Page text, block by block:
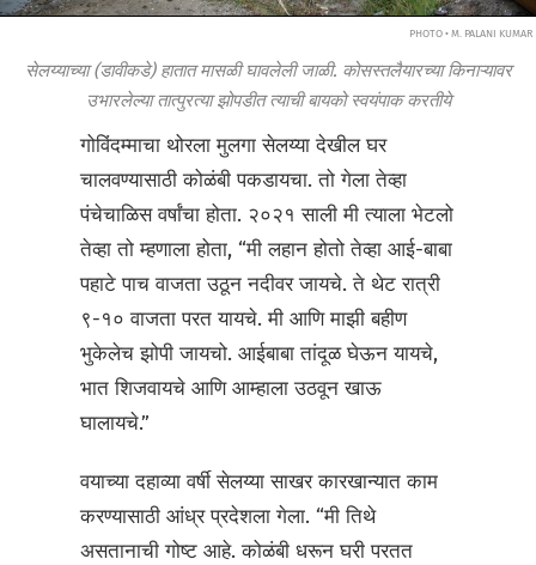
PHOTO • M. PALANI KUMAR
सेलय्याच्या (डावीकडे) हातात मासळी घावलेली जाळी. कोसस्तलैयारच्या किनाऱ्यावर
उभारलेल्या तात्पुरत्या झोपडीत त्याची बायको स्वयंपाक करतीये
गोविंदम्माचा थोरला मुलगा सेलय्या देखील घर
चालवण्यासाठी कोळंबी पकडायचा. तो गेला तेव्हा
पंचेचाळिस वर्षांचा होता. २०२१ साली मी त्याला भेटलो
तेव्हा तो म्हणाला होता, “मी लहान होतो तेव्हा आई-बाबा
पहाटे पाच वाजता उठून नदीवर जायचे. ते थेट रात्री
९-१० वाजता परत यायचे. मी आणि माझी बहीण
भुकेलेच झोपी जायचो. आईबाबा तांदूळ घेऊन यायचे,
भात शिजवायचे आणि आम्हाला उठवून खाऊ
घालायचे.”
वयाच्या दहाव्या वर्षी सेलय्या साखर कारखान्यात काम
करण्यासाठी आंध्र प्रदेशला गेला. “मी तिथे
असतानाची गोष्ट आहे. कोळंबी धरून घरी परतत